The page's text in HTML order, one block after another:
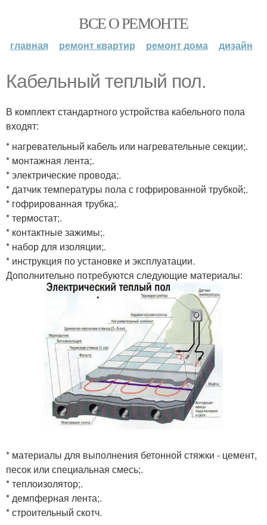
ВСЕ О РЕМОНТЕ
главная ремонт квартир ремонт дома дизайн
Кабельный теплый пол.
В комплект стандартного устройства кабельного пола
входят:
* нагревательный кабель или нагревательные секции;.
* монтажная лента;.
* электрические провода;.
* датчик температуры пола с гофрированной трубкой;.
* гофрированная трубка;.
* термостат;.
* контактные зажимы;.
* набор для изоляции;.
* инструкция по установке и эксплуатации.
Дополнительно потребуются следующие материалы:
* материалы для выполнения бетонной стяжки - цемент,
песок или специальная смесь;.
* теплоизолятор;.
* демпферная лента;.
* строительный скотч.